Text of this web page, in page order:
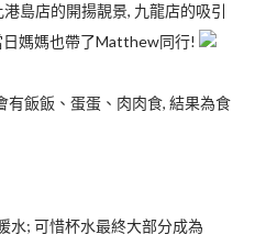
港島店的開揚靚景, 九龍店的吸引
媽媽也帶了Matthew同行!
飯飯、蛋蛋、肉肉食, 結果為食
水; 可惜杯水最終大部分成為